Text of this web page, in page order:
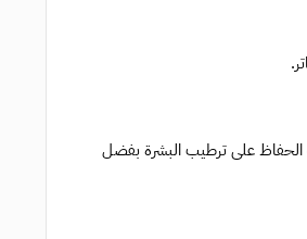
الحفاظ على ترطيب البشرة بفضل